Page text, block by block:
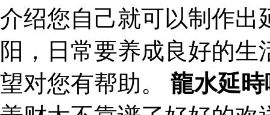
介绍您自己就可以制作出
阳，日常要养成良好的
望对您有帮助。 龍水延